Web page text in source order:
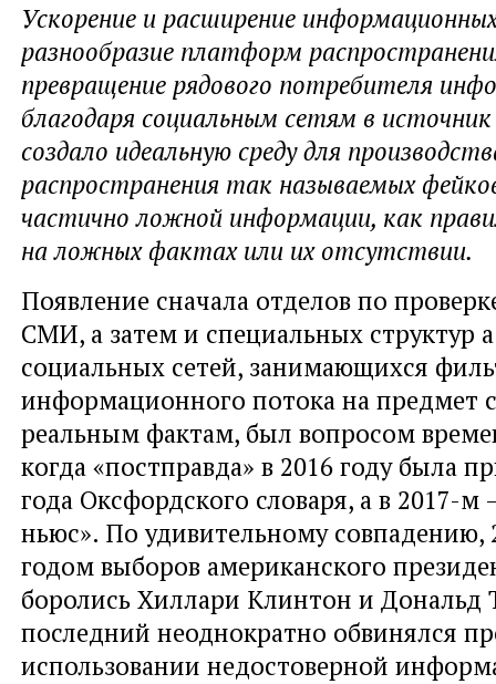
Ускорение и расширение
разнообразие платформ
превращение рядового потребителя
благодаря социальным сетям в
создало идеальную среду для
распространения так называемых
частично ложной информации, как
на ложных фактах или их отсутствии.
Появление сначала отделов по
СМИ, а затем и специальных структур а
социальных сетей, занимающихся
информационного потока на предмет
реальным фактам, был вопросом
когда «постправда» в 2016 году была
года Оксфордского словаря, а в 2017-м
ньюс». По удивительному совпадению,
годом выборов американского
боролись Хиллари Клинтон и Дональд
последний неоднократно обвинялся
использовании недостоверной